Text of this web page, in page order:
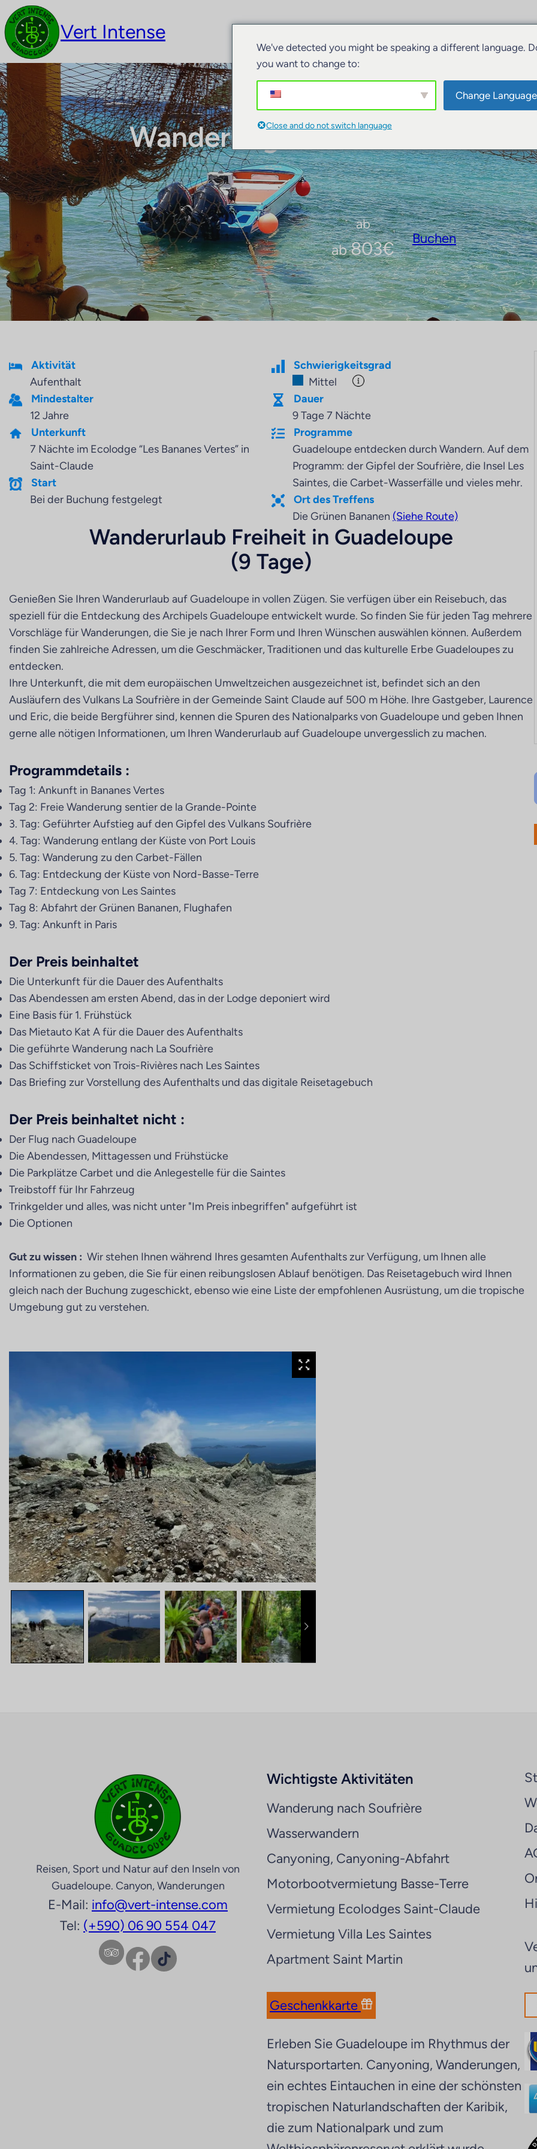
Vert Intense
Wanderungen Freiheit
ab
ab803€ Buchen
Aktivität
Aufenthalt
Mindestalter
12 Jahre
Unterkunft
7 Nächte im Ecolodge “Les Bananes Vertes” in
Saint-Claude
Start
Bei der Buchung festgelegt
Schwierigkeitsgrad
Mittel
Dauer
9 Tage 7 Nächte
Programme
Guadeloupe entdecken durch Wandern. Auf dem
Programm: der Gipfel der Soufrière, die Insel Les
Saintes, die Carbet-Wasserfälle und vieles mehr.
Ort des Treffens
Die Grünen Bananen (Siehe Route)
Wanderurlaub Freiheit in Guadeloupe
(9 Tage)
Genießen Sie Ihren Wanderurlaub auf Guadeloupe in vollen Zügen. Sie verfügen über ein Reisebuch, das
speziell für die Entdeckung des Archipels Guadeloupe entwickelt wurde. So finden Sie für jeden Tag mehrere
Vorschläge für Wanderungen, die Sie je nach Ihrer Form und Ihren Wünschen auswählen können. Außerdem
finden Sie zahlreiche Adressen, um die Geschmäcker, Traditionen und das kulturelle Erbe Guadeloupes zu
entdecken.
Ihre Unterkunft, die mit dem europäischen Umweltzeichen ausgezeichnet ist, befindet sich an den
Ausläufern des Vulkans La Soufrière in der Gemeinde Saint Claude auf 500 m Höhe. Ihre Gastgeber, Laurence
und Eric, die beide Bergführer sind, kennen die Spuren des Nationalparks von Guadeloupe und geben Ihnen
gerne alle nötigen Informationen, um Ihren Wanderurlaub auf Guadeloupe unvergesslich zu machen.
Programmdetails :
Tag 1: Ankunft in Bananes Vertes
Tag 2: Freie Wanderung sentier de la Grande-Pointe
3. Tag: Geführter Aufstieg auf den Gipfel des Vulkans Soufrière
4. Tag: Wanderung entlang der Küste von Port Louis
5. Tag: Wanderung zu den Carbet-Fällen
6. Tag: Entdeckung der Küste von Nord-Basse-Terre
Tag 7: Entdeckung von Les Saintes
Tag 8: Abfahrt der Grünen Bananen, Flughafen
9. Tag: Ankunft in Paris
Der Preis beinhaltet
Die Unterkunft für die Dauer des Aufenthalts
Das Abendessen am ersten Abend, das in der Lodge deponiert wird
Eine Basis für 1. Frühstück
Das Mietauto Kat A für die Dauer des Aufenthalts
Die geführte Wanderung nach La Soufrière
Das Schiffsticket von Trois-Rivières nach Les Saintes
Das Briefing zur Vorstellung des Aufenthalts und das digitale Reisetagebuch
Der Preis beinhaltet nicht :
Der Flug nach Guadeloupe
Die Abendessen, Mittagessen und Frühstücke
Die Parkplätze Carbet und die Anlegestelle für die Saintes
Treibstoff für Ihr Fahrzeug
Trinkgelder und alles, was nicht unter "Im Preis inbegriffen" aufgeführt ist
Die Optionen
Gut zu wissen : Wir stehen Ihnen während Ihres gesamten Aufenthalts zur Verfügung, um Ihnen alle
Informationen zu geben, die Sie für einen reibungslosen Ablauf benötigen. Das Reisetagebuch wird Ihnen
gleich nach der Buchung zugeschickt, ebenso wie eine Liste der empfohlenen Ausrüstung, um die tropische
Umgebung gut zu verstehen.
Reisen, Sport und Natur auf den Inseln von
Guadeloupe. Canyon, Wanderungen
E-Mail: info@vert-intense.com
Tel: (+590) 06 90 554 047
Facebook TikTok
Wichtigste Aktivitäten
Wanderung nach Soufrière
Wasserwandern
Canyoning, Canyoning-Abfahrt
Motorbootvermietung Basse-Terre
Vermietung Ecolodges Saint-Claude
Vermietung Villa Les Saintes
Apartment Saint Martin
Geschenkkarte
Erleben Sie Guadeloupe im Rhythmus der
Natursportarten. Canyoning, Wanderungen,
ein echtes Eintauchen in eine der schönsten
tropischen Naturlandschaften der Karibik,
die zum Nationalpark und zum
We've detected you might be speaking a different language.
you want to change to:
Change Language
Close and do not switch language